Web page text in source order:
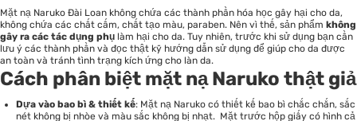
Mặt nạ Naruko Đài Loan không chứa các thành phần hóa học gây hại cho da,
không chứa các chất cấm, chất tạo màu, paraben. Nên vì thế, sản phẩm không
gây ra các tác dụng phụ làm hại cho da. Tuy nhiên, trước khi sử dụng bạn cần
lưu ý các thành phần và đọc thật kỹ hướng dẫn sử dụng để giúp cho da được
an toàn và tránh tình trạng kích ứng cho làn da.
Cách phân biệt mặt nạ Naruko thật giả
Dựa vào bao bì & thiết kế: Mặt nạ Naruko có thiết kế bao bì chắc chắn, sắc
nét không bị nhòe và màu sắc không bị nhạt. Mặt trước hộp giấy có hình cả